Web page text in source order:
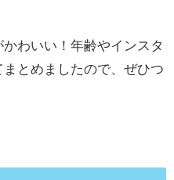
わいい！年齢やインスタ
とめましたので、ぜひつ